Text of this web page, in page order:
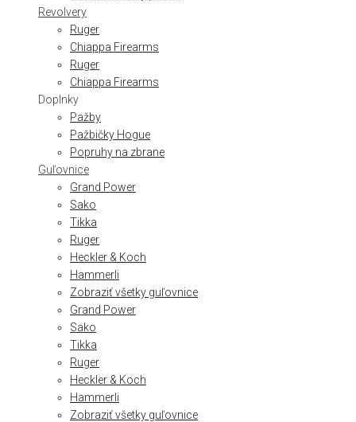
Revolvery
Ruger
Chiappa Firearms
Ruger
Chiappa Firearms
Doplnky
Pažby
Pažbičky Hogue
Popruhy na zbrane
Guľovnice
Grand Power
Sako
Tikka
Ruger
Heckler & Koch
Hammerli
Zobraziť všetky guľovnice
Grand Power
Sako
Tikka
Ruger
Heckler & Koch
Hammerli
Zobraziť všetky guľovnice